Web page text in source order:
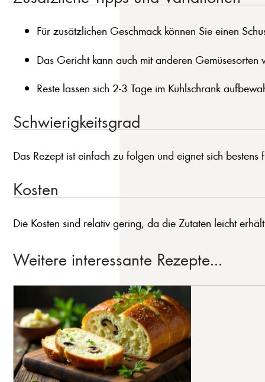
Für zusätzlichen Geschmack können Sie einen
Das Gericht kann auch mit anderen
Reste lassen sich 2-3 Tage im Kühlschrank
Schwierigkeitsgrad
Das Rezept ist einfach zu folgen und eignet sich bestens
Kosten
Die Kosten sind relativ gering, da die Zutaten leicht
Weitere interessante Rezepte...